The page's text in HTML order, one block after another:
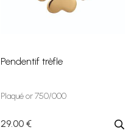
Pendentif trèfle
Plaqué or 750/000
29.00 €